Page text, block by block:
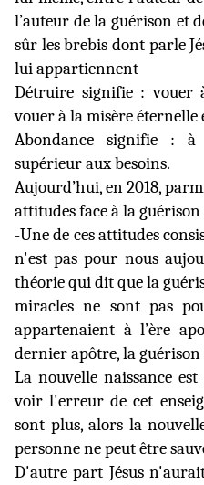
l’auteur de la guérison et
sûr les brebis dont parle
lui appartiennent
Détruire signifie : vouer
vouer à la misère
Abondance signifie : à
supérieur aux besoins.
Aujourd’hui, en 2018,
attitudes face à la
-Une de ces attitudes
n'est pas pour nous
théorie qui dit que la
miracles ne sont pas
appartenaient à l’ère
dernier apôtre, la guérison
La nouvelle naissance
voir l'erreur de cet
sont plus, alors la
personne ne peut être
D'autre part Jésus